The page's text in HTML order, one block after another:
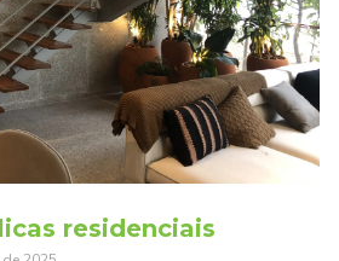
residenciais